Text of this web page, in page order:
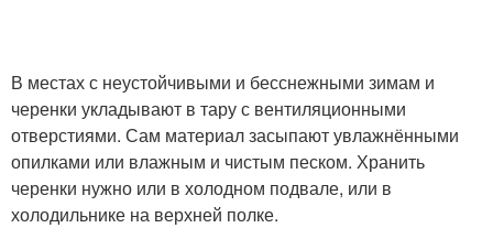
В местах с неустойчивыми и бесснежными зимам и
черенки укладывают в тару с вентиляционными
отверстиями. Сам материал засыпают увлажнёнными
опилками или влажным и чистым песком. Хранить
черенки нужно или в холодном подвале, или в
холодильнике на верхней полке.